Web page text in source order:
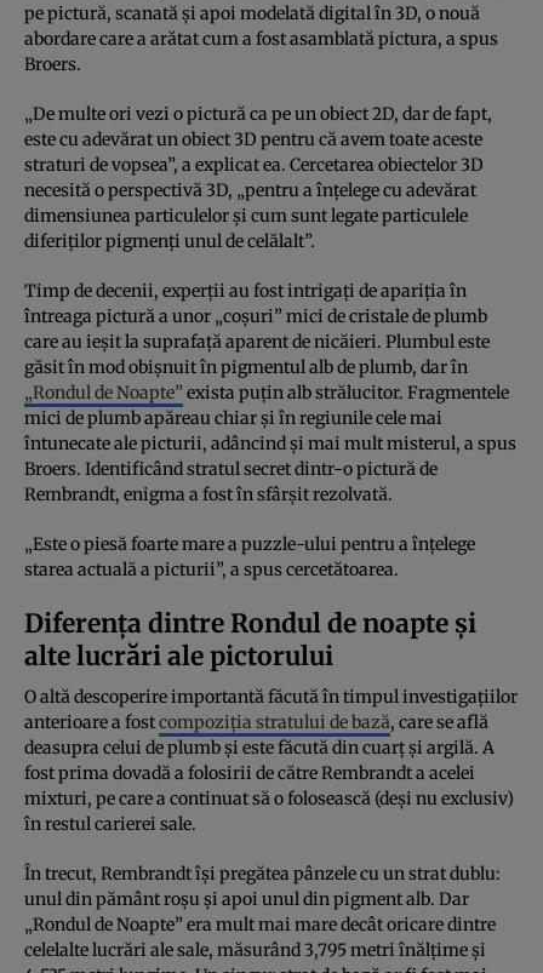
pe pictură, scanată și apoi modelată digital în 3D, o nouă
abordare care a arătat cum a fost asamblată pictura, a spus
Broers.
„De multe ori vezi o pictură ca pe un obiect 2D, dar de fapt,
este cu adevărat un obiect 3D pentru că avem toate aceste
straturi de vopsea”, a explicat ea. Cercetarea obiectelor 3D
necesită o perspectivă 3D, „pentru a înțelege cu adevărat
dimensiunea particulelor și cum sunt legate particulele
diferiților pigmenți unul de celălalt”.
Timp de decenii, experții au fost intrigați de apariția în
întreaga pictură a unor „coșuri” mici de cristale de plumb
care au ieșit la suprafață aparent de nicăieri. Plumbul este
găsit în mod obișnuit în pigmentul alb de plumb, dar în
„Rondul de Noapte” exista puțin alb strălucitor. Fragmentele
mici de plumb apăreau chiar și în regiunile cele mai
întunecate ale picturii, adâncind și mai mult misterul, a spus
Broers. Identificând stratul secret dintr-o pictură de
Rembrandt, enigma a fost în sfârșit rezolvată.
„Este o piesă foarte mare a puzzle-ului pentru a înțelege
starea actuală a picturii”, a spus cercetătoarea.
Diferența dintre Rondul de noapte și
alte lucrări ale pictorului
O altă descoperire importantă făcută în timpul investigațiilor
anterioare a fostcompoziția stratului de bază, care se află
deasupra celui de plumb și este făcută din cuarț și argilă. A
fost prima dovadă a folosirii de către Rembrandt a acelei
mixturi, pe care a continuat să o folosească (deși nu exclusiv)
în restul carierei sale.
În trecut, Rembrandt își pregătea pânzele cu un strat dublu:
unul din pământ roșu și apoi unul din pigment alb. Dar
„Rondul de Noapte” era mult mai mare decât oricare dintre
celelalte lucrări ale sale, măsurând 3,795 metri înălțime și